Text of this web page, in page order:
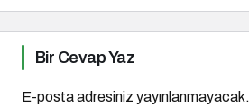
Bir Cevap Yaz
E-posta adresiniz yayınlanmayacak.